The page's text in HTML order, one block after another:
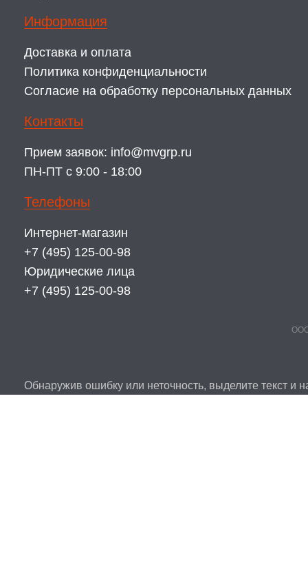
Информация
Доставка и оплата
Политика конфиденциальности
Согласие на обработку персональных данных
Контакты
Прием заявок: info@mvgrp.ru
ПН-ПТ с 9:00 - 18:00
Телефоны
Интернет-магазин
+7 (495) 125-00-98
Юридические лица
+7 (495) 125-00-98
ООО
Обнаружив ошибку или неточность, выделите текст и